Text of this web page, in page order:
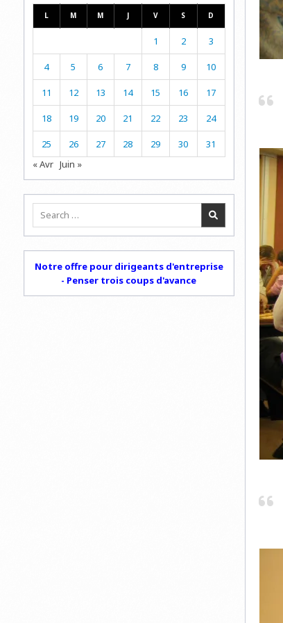
L M M J V S D
1 2 3
4 5 6 7 8 9 10
11 12 13 14 15 16 17
18 19 20 21 22 23 24
25 26 27 28 29 30
31
« Avr Juin »
Search
Notre offre pour dirigeants d'entreprise
- Penser trois coups d'avance